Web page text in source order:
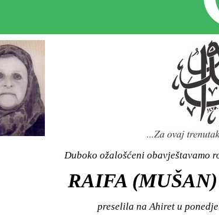
Duboko ožalošćeni obavještavamo
RAIFA
preselila na Ahiret u